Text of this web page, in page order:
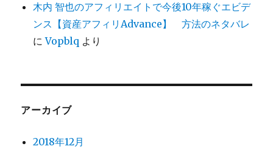
木内 智也のアフィリエイトで今後10年稼ぐエビデ
ンス【資産アフィリAdvance】 方法のネタバレ
にVopblq より
アーカイブ
2018年12月